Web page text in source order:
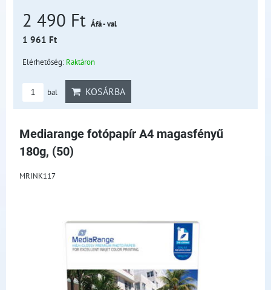
2 490 Ft Áfá - val
1 961 Ft
Elérhetőség: Raktáron
bal KOSÁRBA
Mediarange fotópapír A4 magasfényű
180g, (50)
MRINK117